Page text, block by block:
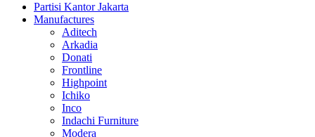
Partisi Kantor Jakarta
Manufactures
Aditech
Arkadia
Donati
Frontline
Highpoint
Ichiko
Inco
Indachi Furniture
Modera